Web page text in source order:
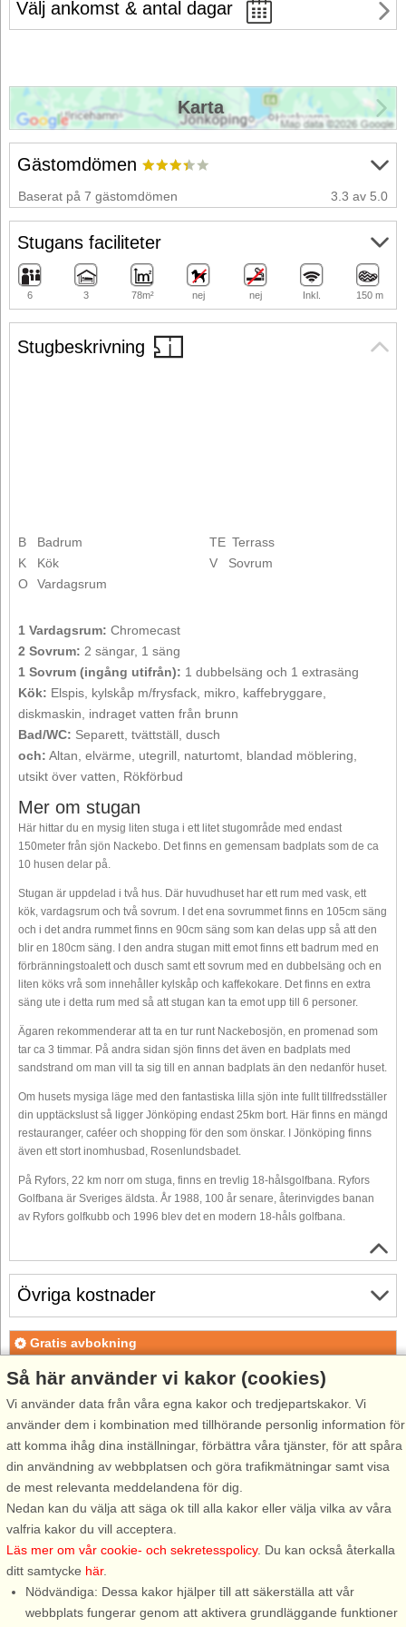
Välj ankomst & antal dagar
Stugbeskrivning
B
Badrum
K
Kök
O
Vardagsrum
TE Terrass
V
Sovrum
1 Vardagsrum: Chromecast
2 Sovrum: 2 sängar, 1 säng
1 Sovrum (ingång utifrån): 1 dubbelsäng och 1 extrasäng
Kök: Elspis, kylskåp m/frysfack, mikro, kaffebryggare,
diskmaskin, indraget vatten från brunn
Bad/WC: Separett, tvättställ, dusch
och: Altan, elvärme, utegrill, naturtomt, blandad möblering,
utsikt över vatten, Rökförbud
Mer om stugan
Här hittar du en mysig liten stuga i ett litet stugområde med endast
150meter från sjön Nackebo. Det finns en gemensam badplats som de ca
10 husen delar på.
Stugan är uppdelad i två hus. Där huvudhuset har ett rum med vask, ett
kök, vardagsrum och två sovrum. I det ena sovrummet finns en 105cm säng
och i det andra rummet finns en 90cm säng som kan delas upp så att den
blir en 180cm säng. I den andra stugan mitt emot finns ett badrum med en
förbränningstoalett och dusch samt ett sovrum med en dubbelsäng och en
liten köks vrå som innehåller kylskåp och kaffekokare. Det finns en extra
säng ute i detta rum med så att stugan kan ta emot upp till 6 personer.
Ägaren rekommenderar att ta en tur runt Nackebosjön, en promenad som
tar ca 3 timmar. På andra sidan sjön finns det även en badplats med
sandstrand om man vill ta sig till en annan badplats än den nedanför huset.
Om husets mysiga läge med den fantastiska lilla sjön inte fullt tillfredsställer
din upptäckslust så ligger Jönköping endast 25km bort. Här finns en mängd
restauranger, caféer och shopping för den som önskar. I Jönköping finns
även ett stort inomhusbad, Rosenlundsbadet.
På Ryfors, 22 km norr om stuga, finns en trevlig 18-hålsgolfbana. Ryfors
Golfbana är Sveriges äldsta. År 1988, 100 år senare, återinvigdes banan
av Ryfors golfkubb och 1996 blev det en modern 18-håls golfbana.
Om området
Info och öppettider
Gästomdömen
Baserat på 7 gästomdömen 3.3 av 5.0
Stugans faciliteter
6 3 78m² nej nej Inkl. 150 m
Övriga kostnader
Gratis avbokning
ankomster under perioden 18/7-2026 till 1/1-2027
Gratis avbokning fram till 35 dagar före ankomst. Gäller för
ankomster under perioden 2/1-2027 till 7/1-2028
Se villkor här
Karta
Topp-attraktioner i området
Så här använder vi kakor (cookies)
Vi använder data från våra egna kakor och tredjepartskakor. Vi
använder dem i kombination med tillhörande personlig information för
att komma ihåg dina inställningar, förbättra våra tjänster, för att spåra
din användning av webbplatsen och göra trafikmätningar samt visa
de mest relevanta meddelandena för dig.
Nedan kan du välja att säga ok till alla kakor eller välja vilka av våra
valfria kakor du vill acceptera.
Läs mer om vår cookie- och sekretesspolicy. Du kan också återkalla
ditt samtycke här.
Nödvändiga: Dessa kakor hjälper till att säkerställa att vår
webbplats fungerar genom att aktivera grundläggande funktioner